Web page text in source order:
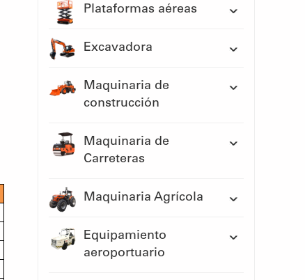
Plataformas aéreas
Excavadora
Maquinaria de
construcción
Maquinaria de
Carreteras
Maquinaria Agrícola
Equipamiento
aeroportuario